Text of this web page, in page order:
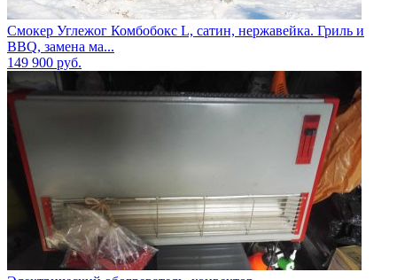
Смокер Углежог Комбобокс L, сатин, нержавейка. Гриль и
BBQ, замена ма...
149 900 руб.